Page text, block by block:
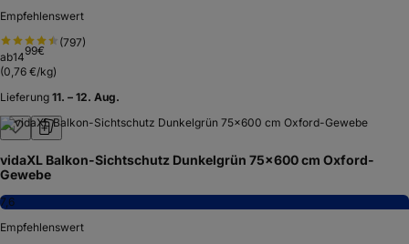
Empfehlenswert
(797)
ab1499€
(0,76 €/kg)
Lieferung 11. – 12. Aug.
vidaXL Balkon-Sichtschutz Dunkelgrün 75x600 cm Oxford-
Gewebe
7,6
Empfehlenswert